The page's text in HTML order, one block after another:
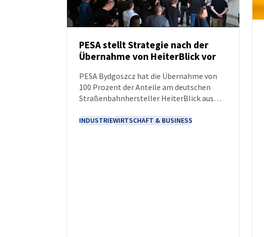
PESA stellt Strategie nach der
Übernahme von HeiterBlick vor
PESA Bydgoszcz hat die Übernahme von
100 Prozent der Anteile am deutschen
Straßenbahnhersteller HeiterBlick aus
bereits im Dezember 2025 vereinbarten
INDUSTRIEWIRTSCHAFT & BUSINESS